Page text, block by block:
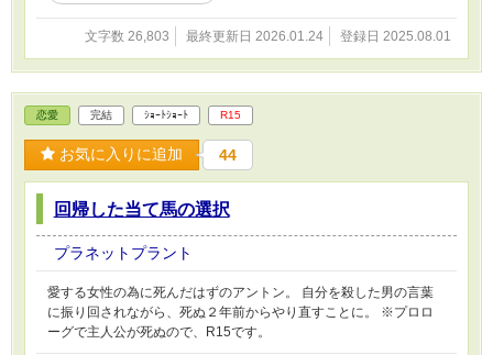
文字数 26,803 最終更新日 2026.01.24 登録日 2025.08.01
恋愛 完結 ｼｮｰﾄｼｮｰﾄ R15
お気に入りに追加 44
回帰した当て馬の選択
プラネットプラント
愛する女性の為に死んだはずのアントン。 自分を殺した男の言葉
に振り回されながら、死ぬ２年前からやり直すことに。 ※プロロ
ーグで主人公が死ぬので、R15です。